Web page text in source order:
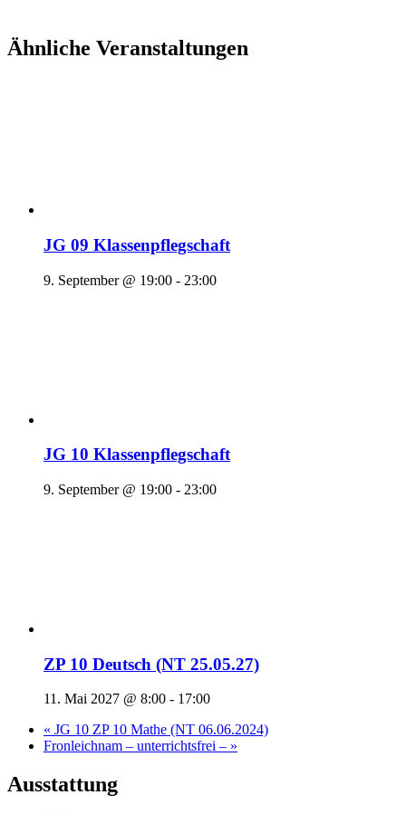
Ähnliche Veranstaltungen
JG 09 Klassenpflegschaft
9. September @ 19:00 - 23:00
JG 10 Klassenpflegschaft
9. September @ 19:00 - 23:00
ZP 10 Deutsch (NT 25.05.27)
11. Mai 2027 @ 8:00 - 17:00
« JG 10 ZP 10 Mathe (NT 06.06.2024)
Fronleichnam – unterrichtsfrei – »
Ausstattung